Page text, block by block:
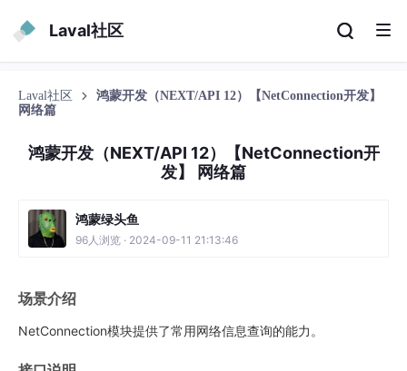
Laval社区
Laval社区
鸿蒙开发（NEXT/API 12）【NetConnection开发】
网络篇
鸿蒙开发（NEXT/API 12）【NetConnection开
发】 网络篇
鸿蒙绿头鱼
96人浏览 · 2024-09-11 21:13:46
场景介绍
NetConnection模块提供了常用网络信息查询的能力。